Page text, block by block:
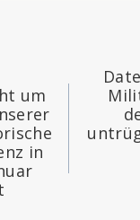
um
in